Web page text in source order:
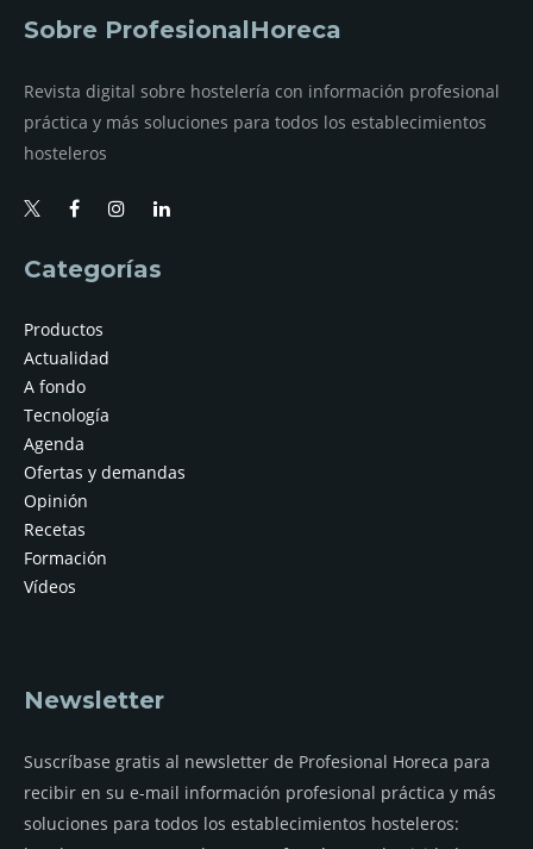
Sobre ProfesionalHoreca
Revista digital sobre hostelería con información profesional
práctica y más soluciones para todos los establecimientos
hosteleros
Categorías
Productos
Actualidad
A fondo
Tecnología
Agenda
Ofertas y demandas
Opinión
Recetas
Formación
Vídeos
Newsletter
Suscríbase gratis al newsletter de Profesional Horeca para
recibir en su e-mail información profesional práctica y más
soluciones para todos los establecimientos hosteleros: